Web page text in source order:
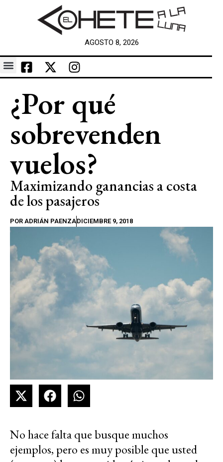
AGOSTO 8, 2026
¿Por qué
sobrevenden
vuelos?
Maximizando ganancias a costa
de los pasajeros
POR ADRIÁN PAENZADICIEMBRE 9, 2018
No hace falta que busque muchos
ejemplos, pero es muy posible que usted